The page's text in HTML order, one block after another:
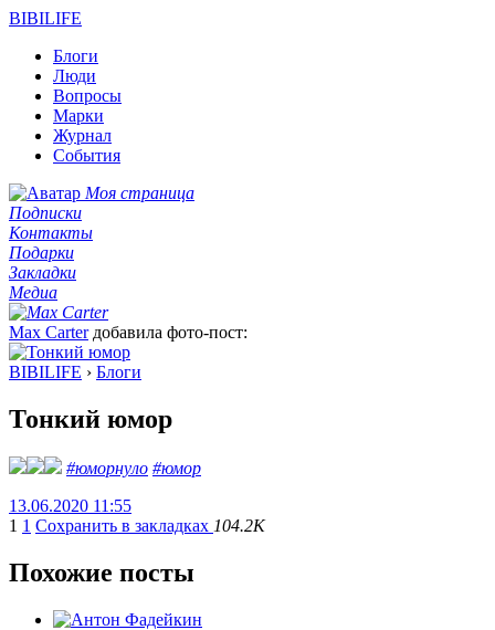
BIBILIFE
Блоги
Люди
Вопросы
Марки
Журнал
События
Моя страница
Подписки
Контакты
Подарки
Закладки
Медиа
Max Сarterдобавила фото-пост:
BIBILIFE › Блоги
Тонкий юмор
#юморнуло #юмор
13.06.2020 11:55
1 1 Сохранить в закладках 104.2K
Похожие посты